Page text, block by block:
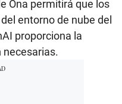
Ona permitirá que los
entorno de nube del
proporciona la
necesarias.